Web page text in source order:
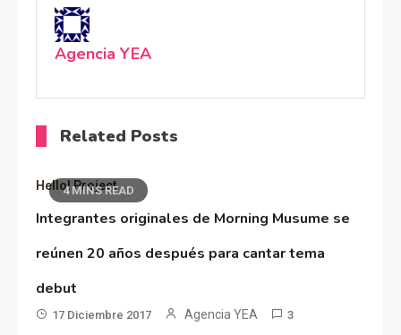
Agencia YEA
Related Posts
4 MINS READ
Hello! Project
Integrantes originales de Morning Musume se
reúnen 20 años después para cantar tema
debut
17 Diciembre 2017 Agencia YEA 3